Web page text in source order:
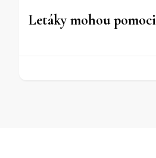
Letáky mohou pomoci